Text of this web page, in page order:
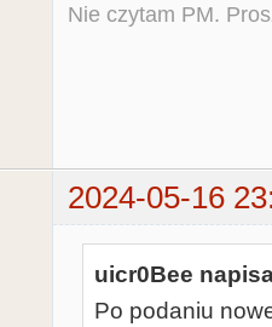
Nie czytam PM.
2024-05-16
uicr0Bee
Po podaniu